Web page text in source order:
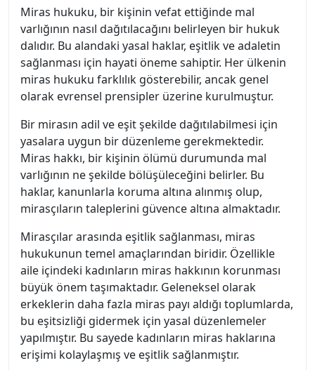
Miras hukuku, bir kişinin vefat ettiğinde mal
varlığının nasıl dağıtılacağını belirleyen bir hukuk
dalıdır. Bu alandaki yasal haklar, eşitlik ve adaletin
sağlanması için hayati öneme sahiptir. Her ülkenin
miras hukuku farklılık gösterebilir, ancak genel
olarak evrensel prensipler üzerine kurulmuştur.
Bir mirasın adil ve eşit şekilde dağıtılabilmesi için
yasalara uygun bir düzenleme gerekmektedir.
Miras hakkı, bir kişinin ölümü durumunda mal
varlığının ne şekilde bölüşüleceğini belirler. Bu
haklar, kanunlarla koruma altına alınmış olup,
mirasçıların taleplerini güvence altına almaktadır.
Mirasçılar arasında eşitlik sağlanması, miras
hukukunun temel amaçlarından biridir. Özellikle
aile içindeki kadınların miras hakkının korunması
büyük önem taşımaktadır. Geleneksel olarak
erkeklerin daha fazla miras payı aldığı toplumlarda,
bu eşitsizliği gidermek için yasal düzenlemeler
yapılmıştır. Bu sayede kadınların miras haklarına
erişimi kolaylaşmış ve eşitlik sağlanmıştır.